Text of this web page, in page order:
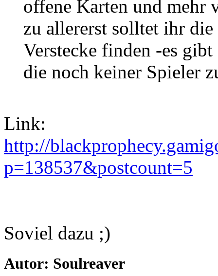
offene Karten und mehr
zu allererst solltet ihr
Verstecke finden -es
die noch keiner Spieler
Link:
http://
p=138537&postcount=5
Soviel dazu ;)
Autor: Soulreaver